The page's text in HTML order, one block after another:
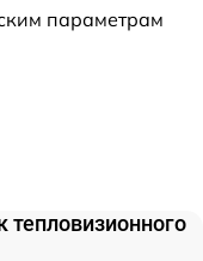
параметрам
тепловизионного